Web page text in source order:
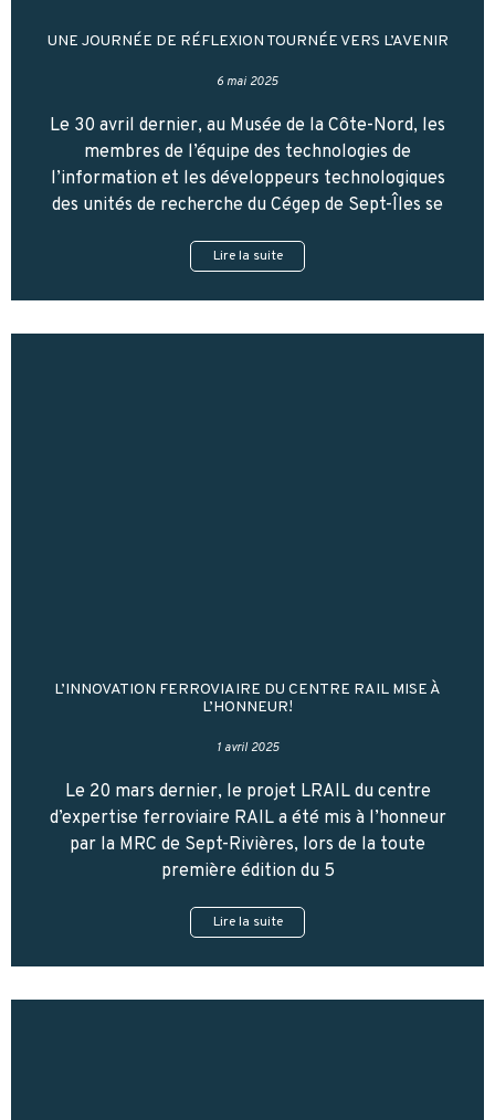
UNE JOURNÉE DE RÉFLEXION TOURNÉE VERS L’AVENIR
6 mai 2025
Le 30 avril dernier, au Musée de la Côte-Nord, les
membres de l’équipe des technologies de
l’information et les développeurs technologiques
des unités de recherche du Cégep de Sept-Îles se
Lire la suite
L’INNOVATION FERROVIAIRE DU CENTRE RAIL MISE À
L’HONNEUR!
1 avril 2025
Le 20 mars dernier, le projet LRAIL du centre
d’expertise ferroviaire RAIL a été mis à l’honneur
par la MRC de Sept-Rivières, lors de la toute
première édition du 5
Lire la suite